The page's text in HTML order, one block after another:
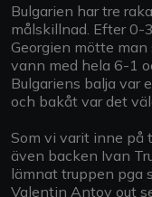
Bulgarien har tre
målskillnad. Efter 0-
Georgien mötte
vann med hela 6-1
Bulgariens balja var
och bakåt var det
Som vi varit inne på
även backen Ivan
lämnat truppen pga
Valentin Antov out